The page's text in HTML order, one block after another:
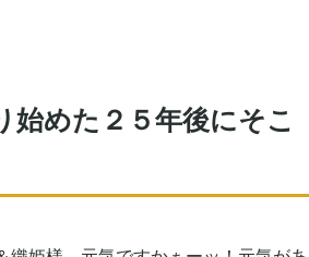
始めた２５年後にそこ